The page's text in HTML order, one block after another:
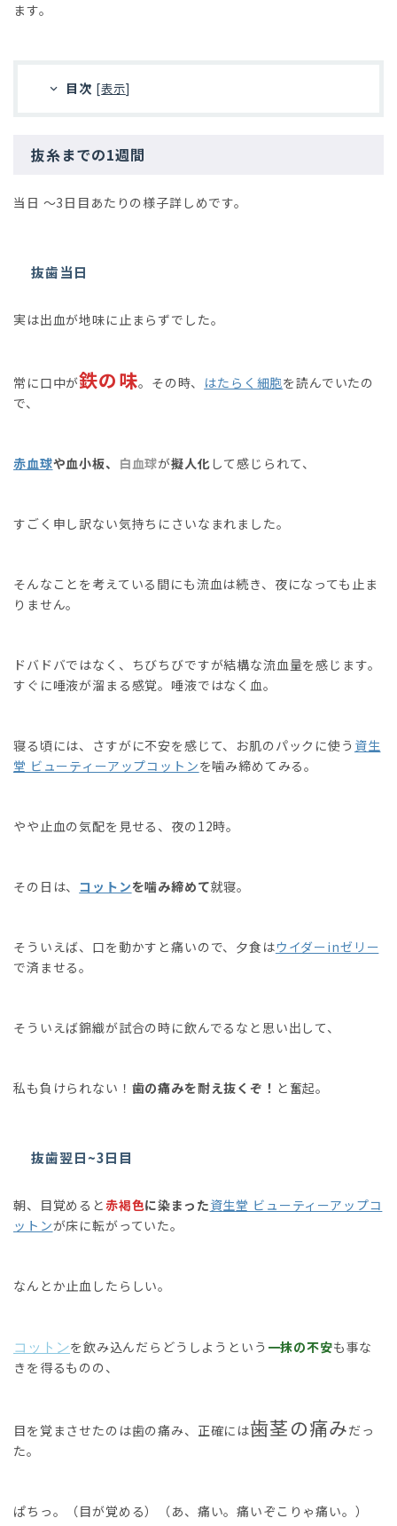
ます。
目次 [表示]
抜糸までの1週間
当日 〜3日目あたりの様子詳しめです。
抜歯当日
実は出血が地味に止まらずでした。
常に口中が鉄の味。その時、 はたらく細胞を読んでいたの
で、
赤血球や血小板、 白血球が擬人化 して感じられて、
すごく申し訳ない気持ちにさいなまれました。
そんなことを考えている間にも流血は続き、夜になっても止ま
りません。
ドバドバではなく、ちびちびですが結構な流血量を感じます。
すぐに唾液が溜まる感覚。唾液ではなく血。
寝る頃には、さすがに不安を感じて、お肌のパックに使う 資生
堂 ビューティーアップコットンを噛み締めてみる。
やや止血の気配を見せる、夜の12時。
その日は、 コットンを噛み締めて就寝。
そういえば、口を動かすと痛いので、夕食はウイダーinゼリー
で済ませる。
そういえば錦織が試合の時に飲んでるなと思い出して、
私も負けられない！ 歯の痛みを耐え抜くぞ！ と奮起。
抜歯翌日~3日目
朝、目覚めると赤褐色に染まった資生堂 ビューティーアップコ
ットンが床に転がっていた。
なんとか止血したらしい。
コットンを飲み込んだらどうしようという 一抹の不安も事な
きを得るものの、
目を覚まさせたのは歯の痛み、正確には歯茎の痛みだっ
た。
ぱちっ。（目が覚める）（あ、痛い。痛いぞこりゃ痛い。）